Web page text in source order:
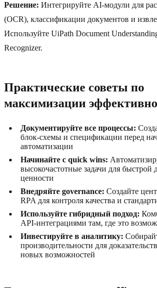
Решение: Интегрируйте AI-модули для
(OCR), классификации документов и
Используйте UiPath Document
Recognizer.
Практические советы по
максимизации
Документируйте все процессы:
блок-схемы и спецификации перед
автоматизации
Начинайте с quick wins:
высокочастотные задачи для быстрой
ценности
Внедряйте governance: Создайте
RPA для контроля качества и
Используйте гибридный подход:
API-интеграциями там, где это
Инвестируйте в аналитику:
производительности для
новых возможностей